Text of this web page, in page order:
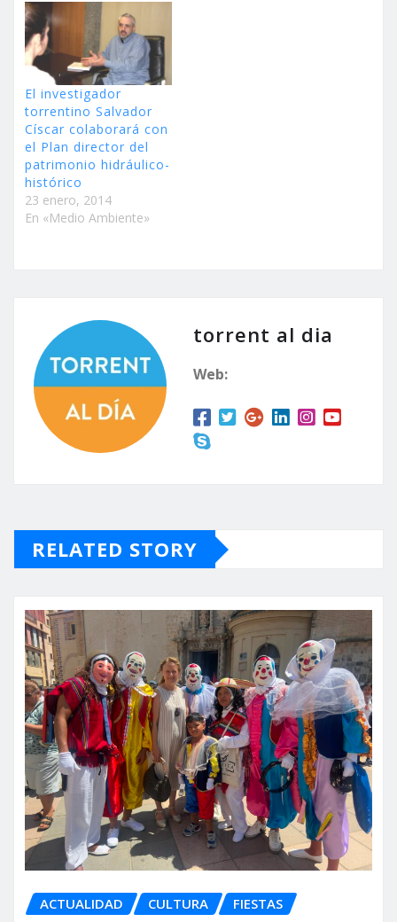
El investigador
torrentino Salvador
Císcar colaborará con
el Plan director del
patrimonio hidráulico-
histórico
23 enero, 2014
En «Medio Ambiente»
torrent al dia
Web:
RELATED STORY
ACTUALIDAD CULTURA FIESTAS